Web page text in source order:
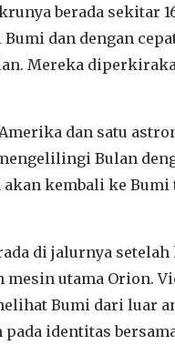
berada sekitar
dan dengan
Mereka
dan satu
Bulan
kembali ke Bumi
di jalurnya setelah
mesin utama Orion.
Bumi dari luar
identitas